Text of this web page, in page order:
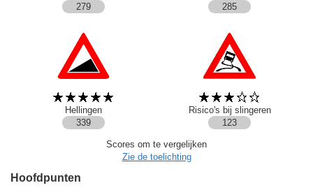
279
285
Hellingen
Risico's bij slingeren
339
123
Scores om te vergelijken
Zie de toelichting
Hoofdpunten